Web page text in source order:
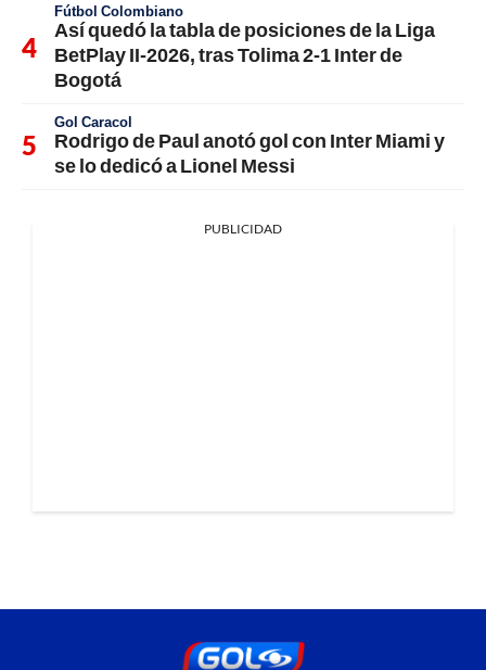
Fútbol Colombiano
Así quedó la tabla de posiciones de la Liga
BetPlay II-2026, tras Tolima 2-1 Inter de
Bogotá
Gol Caracol
Rodrigo de Paul anotó gol con Inter Miami y
se lo dedicó a Lionel Messi
PUBLICIDAD